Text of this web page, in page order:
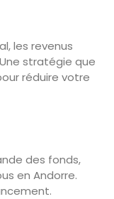
les revenus
stratégie que
réduire votre
des fonds,
en Andorre.